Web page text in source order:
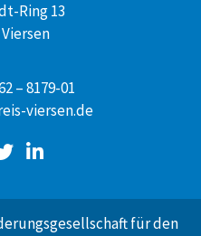
Ring 13
– 8179-01
viersen.de
für den